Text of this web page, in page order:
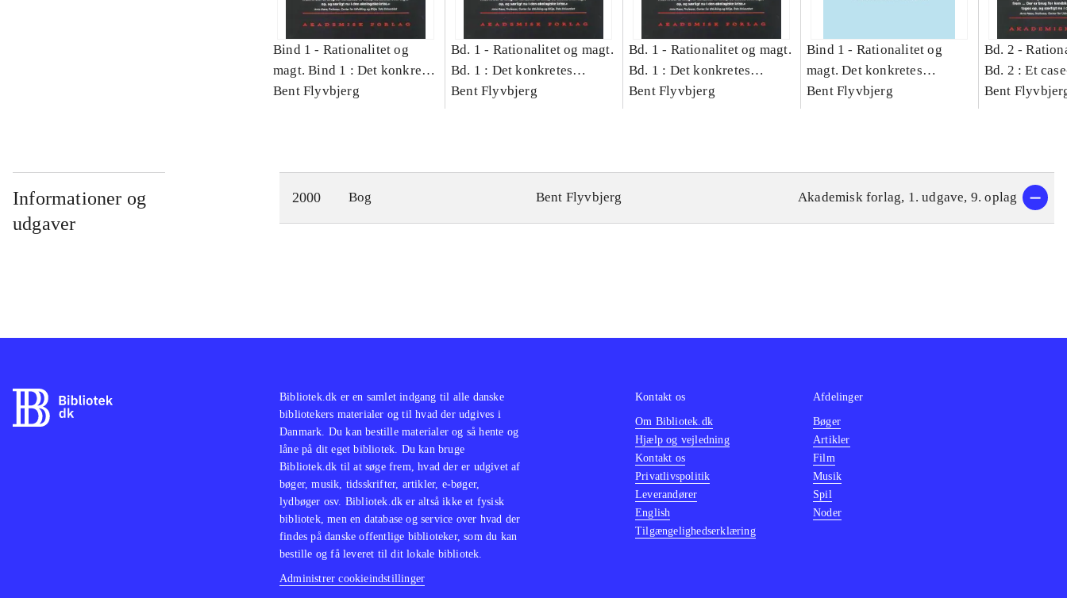
Bind 1 - Rationalitet og
magt. Bind 1 : Det konkretes
videnskab
Bent Flyvbjerg
Bd. 1 - Rationalitet og magt.
Bd. 1 : Det konkretes
videnskab
Bent Flyvbjerg
Bd. 1 - Rationalitet og magt.
Bd. 1 : Det konkretes
videnskab
Bent Flyvbjerg
Bind 1 - Rationalitet og
magt. Det konkretes
videnskab. Bind 1
Bent Flyvbjerg
Bd. 2 -
Bd. 2 : Et
studie af
Bent
Informationer og
udgaver
2000 Bog Bent Flyvbjerg Akademisk forlag, 1. udgave, 9. oplag
Bibliotek.dk er en samlet indgang til alle danske
bibliotekers materialer og til hvad der udgives i
Danmark. Du kan bestille materialer og så hente og
låne på dit eget bibliotek. Du kan bruge
Bibliotek.dk til at søge frem, hvad der er udgivet af
bøger, musik, tidsskrifter, artikler, e-bøger,
lydbøger osv. Bibliotek.dk er altså ikke et fysisk
bibliotek, men en database og service over hvad der
findes på danske offentlige biblioteker, som du kan
bestille og få leveret til dit lokale bibliotek.
Administrer cookieindstillinger
Kontakt os
Om Bibliotek.dk
Hjælp og vejledning
Kontakt os
Privatlivspolitik
Leverandører
English
Tilgængelighedserklæring
Afdelinger
Bøger
Artikler
Film
Musik
Spil
Noder